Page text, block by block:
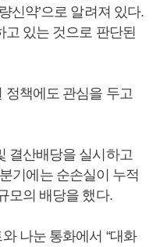
신약’으로 알려져 있다.
있는 것으로 판단된
정책에도 관심을 두고
결산배당을 실시하고
기에는 순손실이 누적
모의 배당을 했다.
나눈 통화에서 “대화